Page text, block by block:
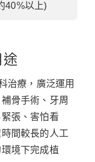
40%以上)
治療，廣泛運用
骨手術、牙周
張、害怕看
間較長的人工
境下完成植